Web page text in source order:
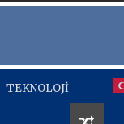
TEKNOLOJİ